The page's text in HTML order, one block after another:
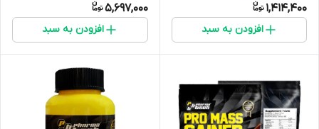
1,414,400
افزودن به سبد
5,697,000
افزودن به سبد